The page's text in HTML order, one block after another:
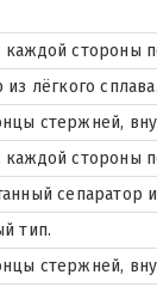
каждой стороны
лёгкого сплава.
стержней,
каждой стороны
сепаратор
тип.
стержней,